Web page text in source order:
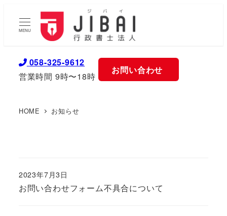
MENU
058-325-9612
営業時間 9時〜18時
お問い合わせ
HOME お知らせ
お問い合わせフォーム不具合について
2023年7月3日